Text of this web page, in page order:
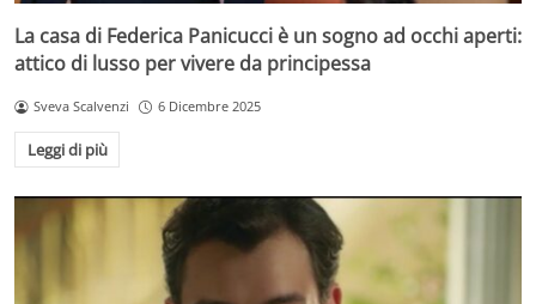
La casa di Federica Panicucci è un sogno ad occhi aperti:
attico di lusso per vivere da principessa
Sveva Scalvenzi 6 Dicembre 2025
Leggi di più